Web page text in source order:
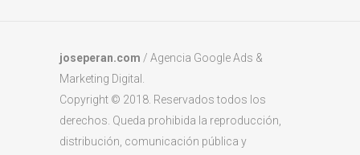
joseperan.com / Agencia Google Ads &
Marketing Digital.
Copyright © 2018. Reservados todos los
derechos. Queda prohibida la reproducción,
distribución, comunicación pública y